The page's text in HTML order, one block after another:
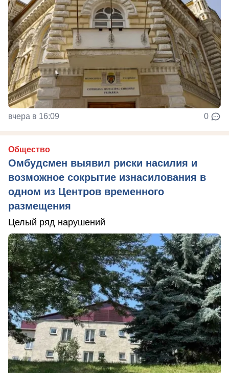
вчера в 16:09 0
Общество
Омбудсмен выявил риски насилия и
возможное сокрытие изнасилования в
одном из Центров временного
размещения
Целый ряд нарушений